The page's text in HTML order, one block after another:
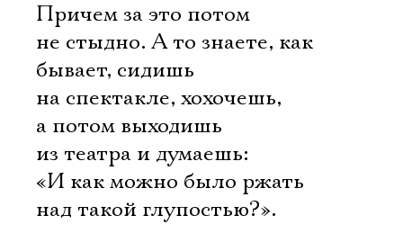
Причем за это потом
не стыдно. А то знаете, как
бывает, сидишь
на спектакле, хохочешь,
а потом выходишь
из театра и думаешь:
«И как можно было ржать
над такой глупостью?».